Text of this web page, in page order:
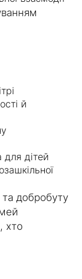
й
дітей
добробуту
хто